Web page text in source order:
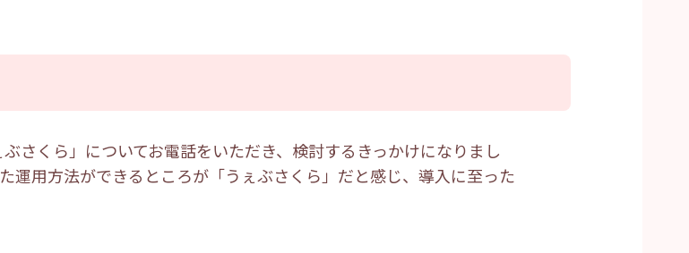
さくら」についてお電話をいただき、検討するきっかけになりまし
運用方法ができるところが「うぇぶさくら」だと感じ、導入に至った